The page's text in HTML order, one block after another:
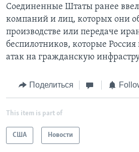
Соединенные Штаты ранее
компаний и лиц, которых они
производстве или передаче
беспилотников, которые Россия
атак на гражданскую
Поделиться
This item is part of
США Новости